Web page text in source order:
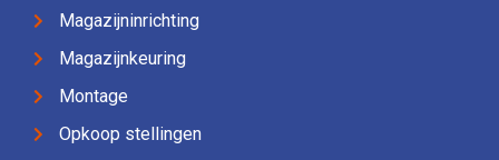
Magazijninrichting
Magazijnkeuring
Montage
Opkoop stellingen